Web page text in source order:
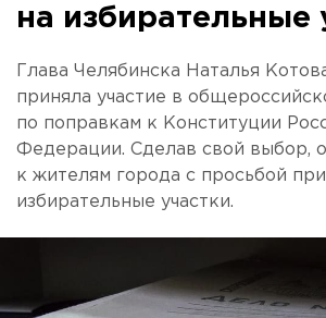
на избирательные
Глава Челябинска Наталья
приняла участие в
по поправкам к Конституции
Федерации. Сделав свой выбор,
к жителям города с просьбой
избирательные участки.